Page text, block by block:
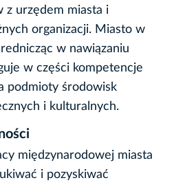
z urzędem miasta i
organizacji. Miasto w
w nawiązaniu
w części kompetencje
podmioty środowisk
i kulturalnych.
międzynarodowej miasta
i pozyskiwać